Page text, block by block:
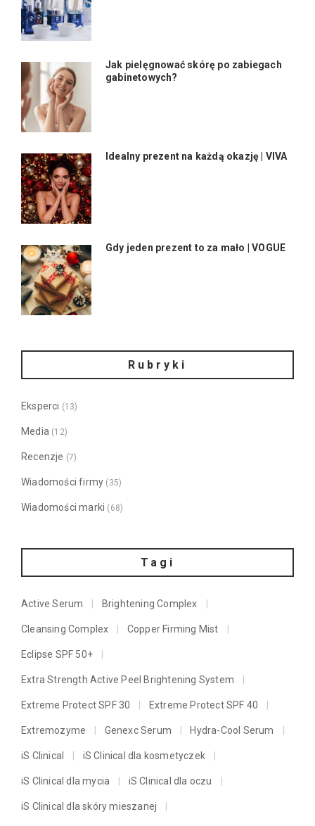
Jak pielęgnować skórę po zabiegach
gabinetowych?
Idealny prezent na każdą okazję | VIVA
Gdy jeden prezent to za mało | VOGUE
Rubryki
Eksperci (13)
Media (12)
Recenzje (7)
Wiadomości firmy (35)
Wiadomości marki (68)
Tagi
Active Serum Brightening Complex
Cleansing Complex Copper Firming Mist
Eclipse SPF 50+
Extra Strength Active Peel Brightening System
Extreme Protect SPF 30 Extreme Protect SPF 40
Extremozyme Genexc Serum Hydra-Cool Serum
iS Clinical iS Clinical dla kosmetyczek
iS Clinical dla mycia iS Clinical dla oczu
iS Clinical dla skóry mieszanej